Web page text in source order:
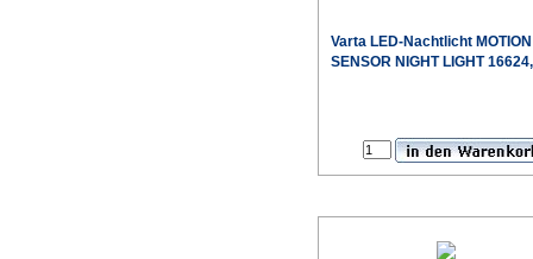
Varta LED-Nachtlicht MOTION
SENSOR NIGHT LIGHT